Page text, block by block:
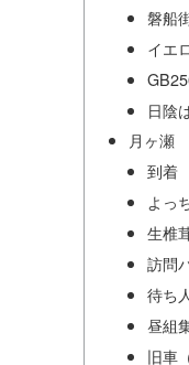
磐船
イエ
日陰
月ヶ瀬
到着
よっ
生椎
訪問
待ち人
昼組
旧車